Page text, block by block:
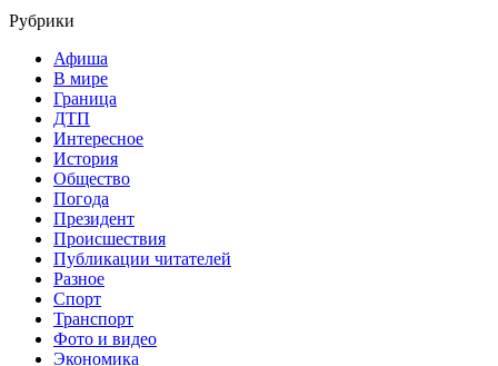
Рубрики
Афиша
В мире
Граница
ДТП
Интересное
История
Общество
Погода
Президент
Происшествия
Публикации читателей
Разное
Спорт
Транспорт
Фото и видео
Экономика